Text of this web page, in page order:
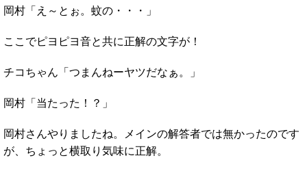
岡村「え～とぉ。蚊の・・・」
ここでピヨピヨ音と共に正解の文字が！
チコちゃん「つまんねーヤツだなぁ。」
岡村「当たった！？」
岡村さんやりましたね。メインの解答者では無かったのです
が、ちょっと横取り気味に正解。